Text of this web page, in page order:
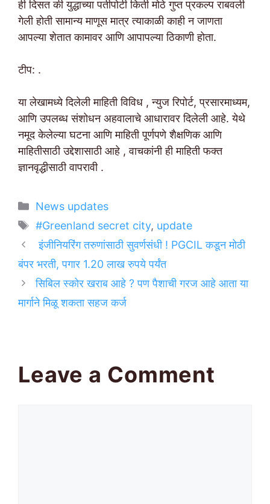
ही दिसत की युद्धाच्या पतीपोटी किती मोठे गुप्त प्रकल्प राबवली
गेली होती सामान्य माणूस मात्र त्याकाळी काही न जाणता
आपल्या शेतात कामावर आणि आपापल्या ठिकाणी होता.
टीप: .
या लेखामध्ये दिलेली माहिती विविध , न्युज रिपोर्ट, प्रसारमाध्यम,
आणि उपलब्ध संशोधन अहवालाचे आधारावर दिलेली आहे. येथे
नमूद केलेल्या घटना आणि माहिती पूर्णपणे शैक्षणिक आणि
माहितीसाठी उद्देशासाठी आहे , वाचकांनी ही माहिती फक्त
ज्ञानवृद्धीसाठी वापरावी .
Categories
News updates
Tags
#Greenland secret city, update
इंजीनियरिंग तरुणांसाठी सुवर्णसंधी ! PGCIL कडून मोठी
बंपर भरती, पगार 1.20 लाख रुपये पर्यंत
सिबिल स्कोर खराब आहे ? पण पैशाची गरज आहे आता या
मार्गाने मिळू शकता सहज कर्ज
Leave a Comment